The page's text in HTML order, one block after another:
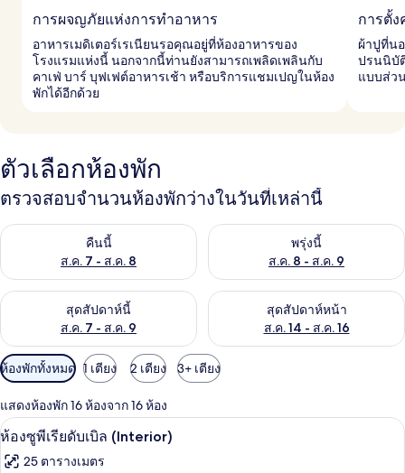
การผจญภัยแห่งการทำอาหาร
อาหารเมดิเตอร์เรเนียนรอคุณอยู่ที่ห้องอาหารของ
โรงแรมแห่งนี้ นอกจากนี้ท่านยังสามารถเพลิดเพลินกับ
คาเฟ่ บาร์ บุฟเฟต์อาหารเช้า หรือบริการแชมเปญในห้อง
พักได้อีกด้วย
การตั้
ผ้าปูที่น
ปรนนิบั
แบบส่ว
ตัวเลือกห้องพัก
ตรวจสอบจำนวนห้องพักว่างในวันที่เหล่านี้
คืนนี้
ส.ค. 7 - ส.ค. 8
ตรวจสอบจำนวนห้องพักว่างในคืนนี้ ส.ค. 7 - ส.ค. 8พรุ่งนี้
ส.ค. 8 - ส.ค. 9
ตรวจสอบจำนวนห้องพักว่างใน
สุดสัปดาห์นี้
ส.ค. 7 - ส.ค. 9
ตรวจสอบจำนวนห้องพักว่างในสุดสัปดาห์นี้ ส.ค. 7 - ส.ค. 9
สุดสัปดาห์หน้า
ส.ค. 14 - ส.ค. 16
ตรวจสอบจำนวนห้องพักว่างใน
ตัว
กรอง
ที่
มี
ให้
ห้องพักทั้งหมด 1 เตียง 2 เตียง 3+ เตียง
แสดงห้องพัก 16 ห้องจาก 16 ห้อง
เปิด
ภาพถ่าย
เครื่องนอนป้องกันสารก่อภูมิแพ้, ผ้านว
8
ห้องซูพีเรียดับเบิล (Interior)
25 ตารางเมตร